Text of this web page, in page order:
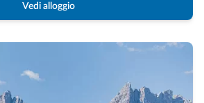
Vedi alloggio